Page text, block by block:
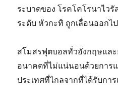
ระบาดของ โรคโคโรนาไว
ระดับ หัวกะทิ ถูกเลื่อนออกไ
สโมสรฟุตบอลทั่วอังกฤษแล
อนาคตที่ไม่แน่นอนด้วยการ
ประเทศที่ไกลจากที่ได้รับกา